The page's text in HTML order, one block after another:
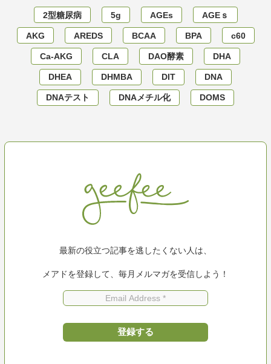
2型糖尿病 5g AGEs AGEｓ
AKG AREDS BCAA BPA c60
Ca-AKG CLA DAO酵素 DHA
DHEA DHMBA DIT DNA
DNAテスト DNAメチル化 DOMS
最新の役立つ記事を逃したくない人は、
メアドを登録して、毎月メルマガを受信しよう！